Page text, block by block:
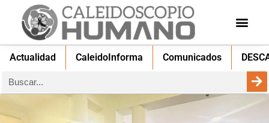
Actualidad CaleidoInforma Comunicados